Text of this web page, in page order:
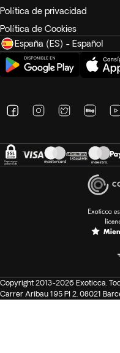
Política de privacidad
Política de Cookies
España (ES) - Español
Copyright 2013-2026 Exoticca.
Carrer Aribau 195 Pl 2. 08021